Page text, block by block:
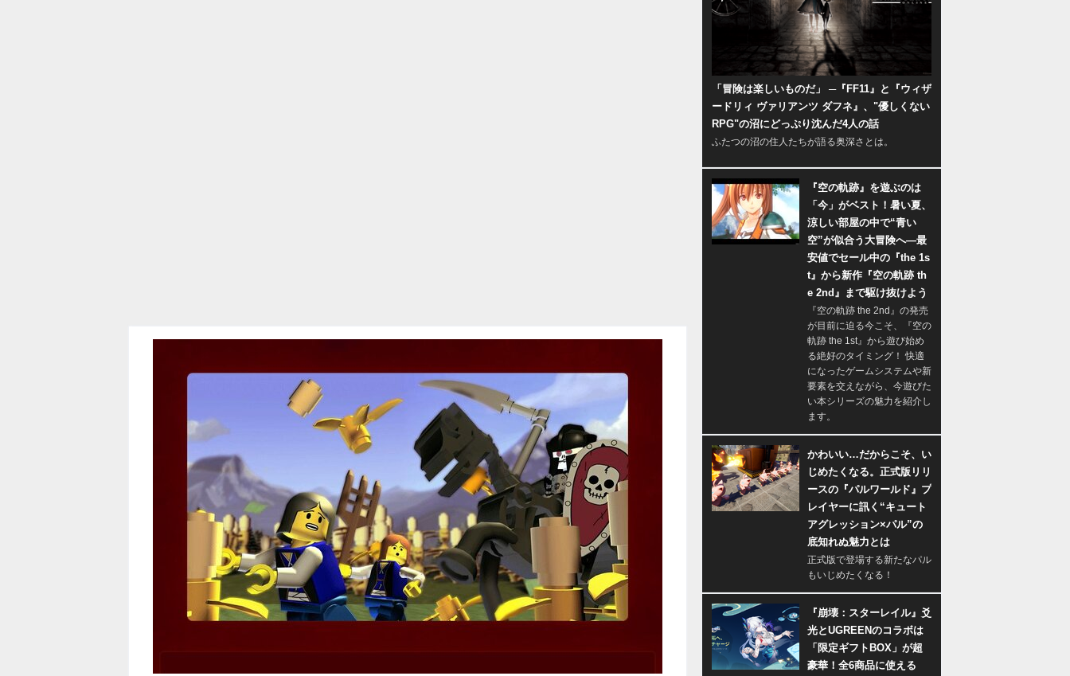
「冒険は楽しいものだ」 ─『FF11』と『ウィザ
ードリィ ヴァリアンツ ダフネ』、"優しくない
RPG"の沼にどっぷり沈んだ4人の話
ふたつの沼の住人たちが語る奥深さとは。
『空の軌跡』を遊ぶのは
「今」がベスト！暑い夏、
涼しい部屋の中で“青い
空”が似合う大冒険へ―最
安値でセール中の『the 1s
t』から新作『空の軌跡 th
e 2nd』まで駆け抜けよう
『空の軌跡 the 2nd』の発売
が目前に迫る今こそ、『空の
軌跡 the 1st』から遊び始め
る絶好のタイミング！ 快適
になったゲームシステムや新
要素を交えながら、今遊びた
い本シリーズの魅力を紹介し
ます。
かわいい…だからこそ、い
じめたくなる。正式版リリ
ースの『パルワールド』プ
レイヤーに訊く“キュート
アグレッション×パル”の
底知れぬ魅力とは
正式版で登場する新たなパル
もいじめたくなる！
『崩壊：スターレイル』爻
光とUGREENのコラボは
「限定ギフトBOX」が超
豪華！全6商品に使える